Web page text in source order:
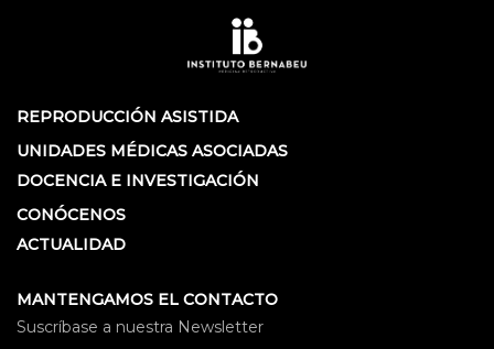
REPRODUCCIÓN ASISTIDA
UNIDADES MÉDICAS ASOCIADAS
DOCENCIA E INVESTIGACIÓN
CONÓCENOS
ACTUALIDAD
MANTENGAMOS EL CONTACTO
Suscríbase a nuestra Newsletter